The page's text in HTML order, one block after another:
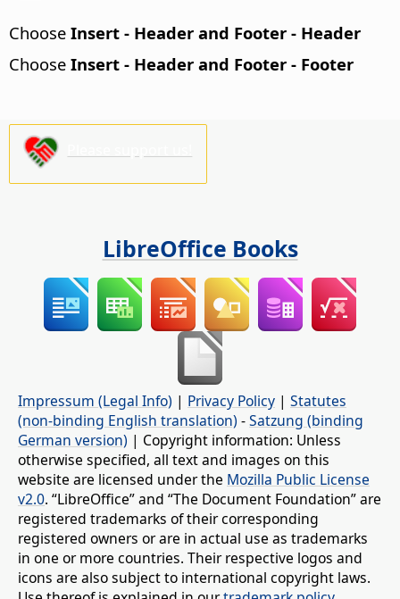
Choose Insert - Header and Footer - Header
Choose Insert - Header and Footer - Footer
LibreOffice Books
Impressum (Legal Info) | Privacy Policy | Statutes
(non-binding English translation) -Satzung (binding
German version) | Copyright information: Unless
otherwise specified, all text and images on this
website are licensed under the Mozilla Public License
v2.0. “LibreOffice” and “The Document Foundation” are
registered trademarks of their corresponding
registered owners or are in actual use as trademarks
in one or more countries. Their respective logos and
icons are also subject to international copyright laws.